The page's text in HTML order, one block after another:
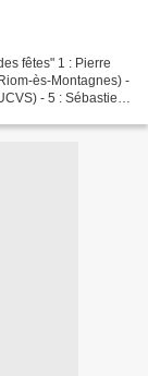
fêtes" 1 : Pierre
ès-Montagnes) -
- 5 : Sébastien